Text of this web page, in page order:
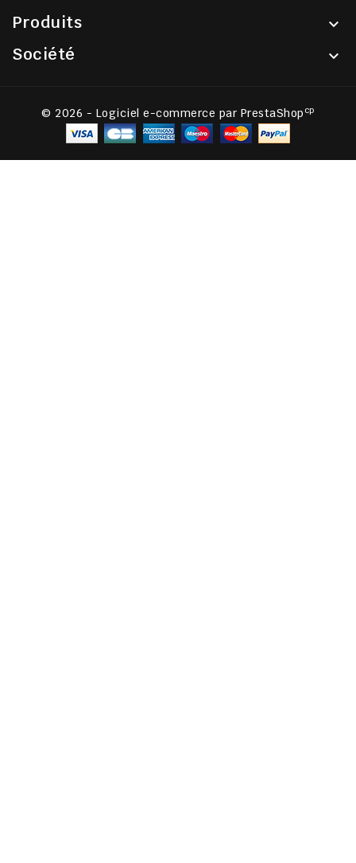
Produits 
Société 
© 2026 - Logiciel e-commerce par PrestaShop cp